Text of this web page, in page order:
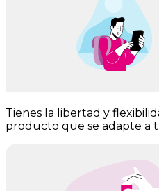
Tienes la libertad y
producto que se adapte a